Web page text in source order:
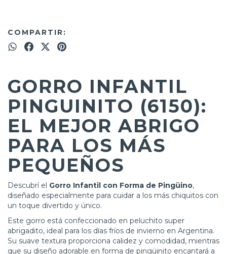
COMPARTIR:
GORRO INFANTIL
PINGUINITO (6150):
EL MEJOR ABRIGO
PARA LOS MÁS
PEQUEÑOS
Descubrí el Gorro Infantil con Forma de Pingüino,
diseñado especialmente para cuidar a los más chiquitos con
un toque divertido y único.
Este gorro está confeccionado en peluchito super
abrigadito, ideal para los días fríos de invierno en Argentina.
Su suave textura proporciona calidez y comodidad, mientras
que su diseño adorable en forma de pingüinito encantará a